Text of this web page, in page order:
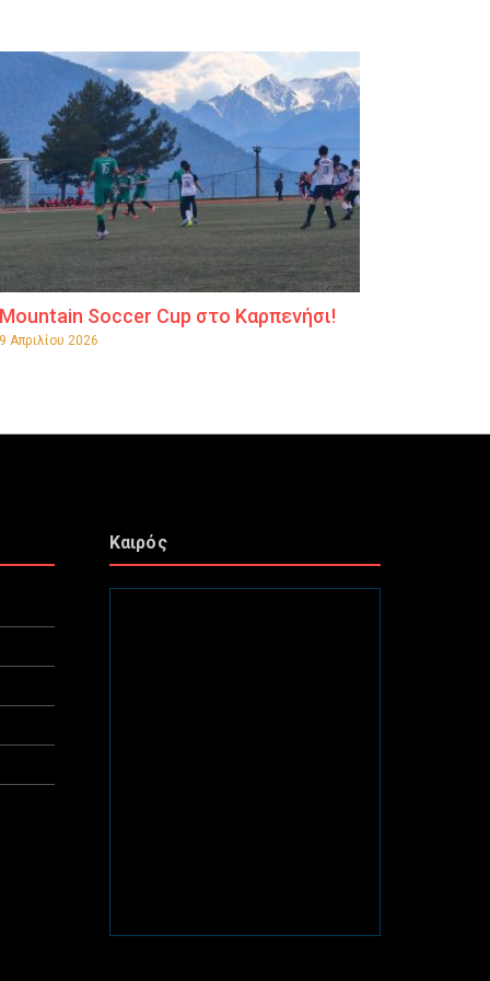
Mountain Soccer Cup στο Καρπενήσι!
9 Απριλίου 2026
Καιρός